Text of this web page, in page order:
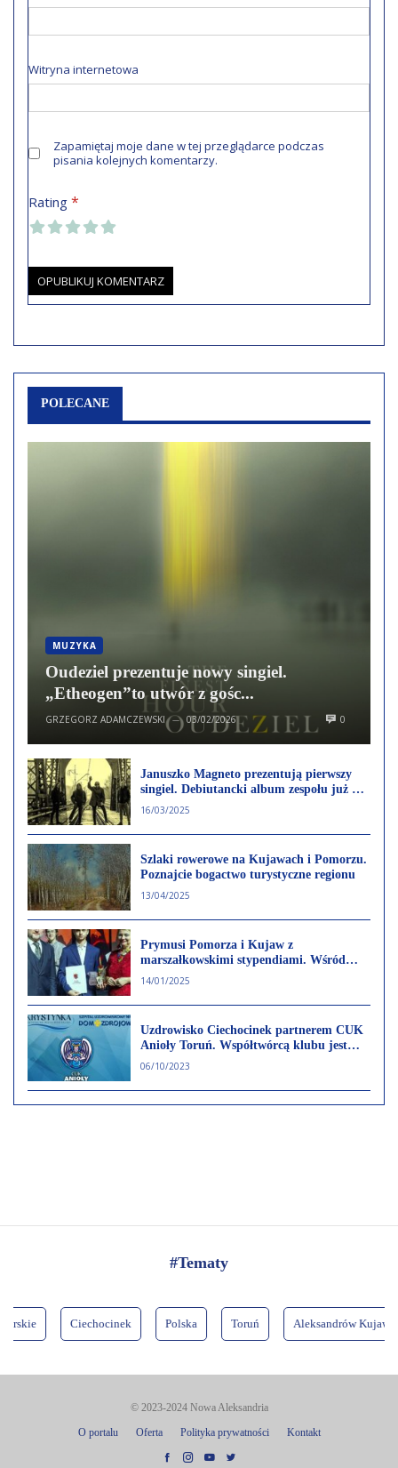
Witryna internetowa
Zapamiętaj moje dane w tej przeglądarce podczas
pisania kolejnych komentarzy.
Rating *
POLECANE
MUZYKA
Oudeziel prezentuje nowy singiel.
„Etheogen”to utwór z gośc...
GRZEGORZ ADAMCZEWSKI — 03/02/2026 0
Januszko Magneto prezentują pierwszy
singiel. Debiutancki album zespołu już w
maju
16/03/2025
Szlaki rowerowe na Kujawach i Pomorzu.
Poznajcie bogactwo turystyczne regionu
13/04/2025
Prymusi Pomorza i Kujaw z
marszałkowskimi stypendiami. Wśród
wyróżnionych są uczniowie z powiatu
14/01/2025
Uzdrowisko Ciechocinek partnerem CUK
Anioły Toruń. Współtwórcą klubu jest
sam Wilfredo Leon Venero
06/10/2023
#Tematy
Ciechocinek Polska Toruń Aleksandrów Kujawski
© 2023-2024 Nowa Aleksandria
O portalu Oferta Polityka prywatności Kontakt